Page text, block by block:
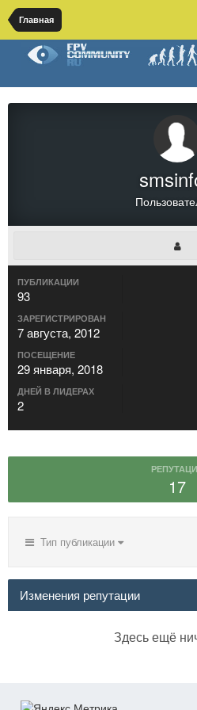
Главная
ПУБЛИКАЦИИ
93
ЗАРЕГИСТРИРОВАН
7 августа, 2012
ПОСЕЩЕНИЕ
29 января, 2018
ДНЕЙ В ЛИДЕРАХ
2
17
Тип публикации
Изменения репутации
Здесь ещё